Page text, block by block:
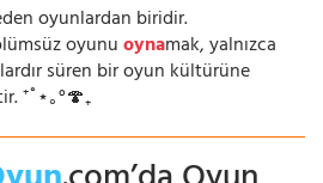
oyunlardan biridir.
oyunuoynamak, yalnızca
süren bir oyun kültürüne
⁺˚⋆｡°🍄₊